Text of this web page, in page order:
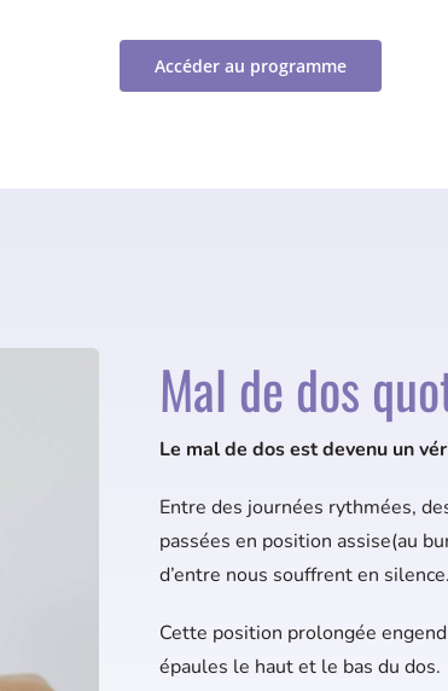
Accéder au programme
Mal de dos
Le mal de dos est devenu un
Entre des journées rythmées,
passées en position assise(au
d’entre nous souffrent en silence.
Cette position prolongée
épaules le haut et le bas du dos.